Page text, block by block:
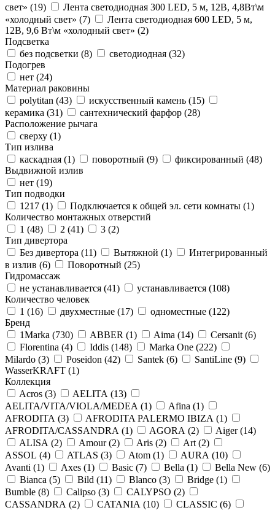
свет» (19)
Лента светодиодная 300 LED, 5 м, 12В, 4,8Вт\м
«холодный свет» (7)
Лента светодиодная 600 LED, 5 м,
12В, 9,6 Вт\м «холодный свет» (2)
Подсветка
без подсветки (8) светодиодная (32)
Подогрев
нет (24)
Материал раковины
polytitan (43) искусственный камень (15)
керамика (31) сантехнический фарфор (28)
Расположение рычага
сверху (1)
Тип излива
каскадная (1) поворотный (9) фиксированный (48)
Выдвижной излив
нет (19)
Тип подводки
1217 (1) Подключается к общей эл. сети комнаты (1)
Количество монтажных отверстий
1 (48) 2 (41) 3 (2)
Тип дивертора
Без дивертора (11) Вытяжной (1)
Интегрированный
в излив (6) Поворотный (25)
Гидромассаж
не устанавливается (41) устанавливается (108)
Количество человек
1 (16) двухместные (17) одноместные (122)
Бренд
1Marka (730) ABBER (1) Aima (14) Cersanit (6)
Florentina (4) Iddis (148) Marka One (222)
Milardo (3) Poseidon (42) Santek (6) SantiLine (9)
WasserKRAFT (1)
Коллекция
Acros (3) AELITA (13)
AELITA/VITA/VIOLA/MEDEA (1) Afina (1)
AFRODITA (3) AFRODITA PALERMO IBIZA (1)
AFRODITA/CASSANDRA (1) AGORA (2) Aiger (14)
ALISA (2) Amour (2) Aris (2) Art (2)
ASSOL (4) ATLAS (3) Atom (1) AURA (10)
Avanti (1) Axes (1) Basic (7) Bella (1) Bella New (6)
Bianca (5) Bild (11) Blanco (3) Bridge (1)
Bumble (8) Calipso (3) CALYPSO (2)
CASSANDRA (2) CATANIA (10) CLASSIC (6)